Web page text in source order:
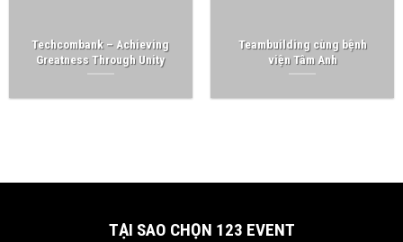
Techcombank – Achieving
Greatness Through Unity
Teambuilding cùng bệnh
viện Tâm Anh
TẠI SAO CHỌN 123 EVENT